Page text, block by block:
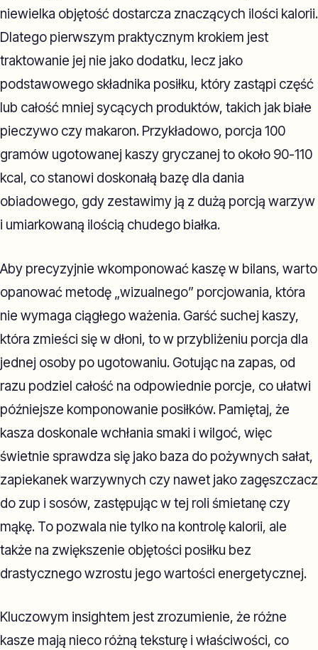
niewielka objętość dostarcza znaczących ilości kalorii.
Dlatego pierwszym praktycznym krokiem jest
traktowanie jej nie jako dodatku, lecz jako
podstawowego składnika posiłku, który zastąpi część
lub całość mniej sycących produktów, takich jak białe
pieczywo czy makaron. Przykładowo, porcja 100
gramów ugotowanej kaszy gryczanej to około 90-110
kcal, co stanowi doskonałą bazę dla dania
obiadowego, gdy zestawimy ją z dużą porcją warzyw
i umiarkowaną ilością chudego białka.
Aby precyzyjnie wkomponować kaszę w bilans, warto
opanować metodę „wizualnego” porcjowania, która
nie wymaga ciągłego ważenia. Garść suchej kaszy,
która zmieści się w dłoni, to w przybliżeniu porcja dla
jednej osoby po ugotowaniu. Gotując na zapas, od
razu podziel całość na odpowiednie porcje, co ułatwi
późniejsze komponowanie posiłków. Pamiętaj, że
kasza doskonale wchłania smaki i wilgoć, więc
świetnie sprawdza się jako baza do pożywnych sałat,
zapiekanek warzywnych czy nawet jako zagęszczacz
do zup i sosów, zastępując w tej roli śmietanę czy
mąkę. To pozwala nie tylko na kontrolę kalorii, ale
także na zwiększenie objętości posiłku bez
drastycznego wzrostu jego wartości energetycznej.
Kluczowym insightem jest zrozumienie, że różne
kasze mają nieco różną teksturę i właściwości, co